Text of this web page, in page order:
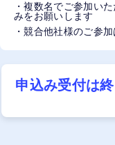
・複数名でご参加い
みをお願いします
・競合他社様のご参
申込み受付は